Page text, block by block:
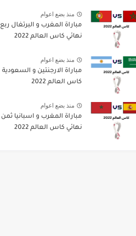
منذ بضع اعوام
مباراة المغرب و البرتغال ربع
نهائي كاس العالم 2022
منذ بضع اعوام
مباراة الارجنتين و السعودية
كاس العالم 2022
منذ بضع اعوام
مباراة المغرب و اسبانيا ثمن
نهائي كاس العالم 2022